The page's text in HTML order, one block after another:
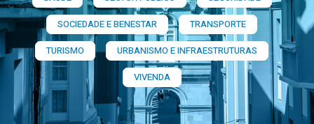
SOCIEDADE E BENESTAR
TRANSPORTE
TURISMO
URBANISMO E INFRAESTRUTURAS
VIVENDA